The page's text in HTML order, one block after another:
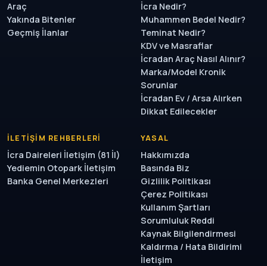
Araç
Yakında Bitenler
Geçmiş İlanlar
İcra Nedir?
Muhammen Bedel Nedir?
Teminat Nedir?
KDV ve Masraflar
İcradan Araç Nasıl Alınır?
Marka/Model Kronik
Sorunlar
İcradan Ev / Arsa Alırken
Dikkat Edilecekler
İLETIŞIM REHBERLERI
İcra Daireleri İletişim (81 İl)
Yediemin Otopark İletişim
Banka Genel Merkezleri
YASAL
Hakkımızda
Basında Biz
Gizlilik Politikası
Çerez Politikası
Kullanım Şartları
Sorumluluk Reddi
Kaynak Bilgilendirmesi
Kaldırma / Hata Bildirimi
İletişim